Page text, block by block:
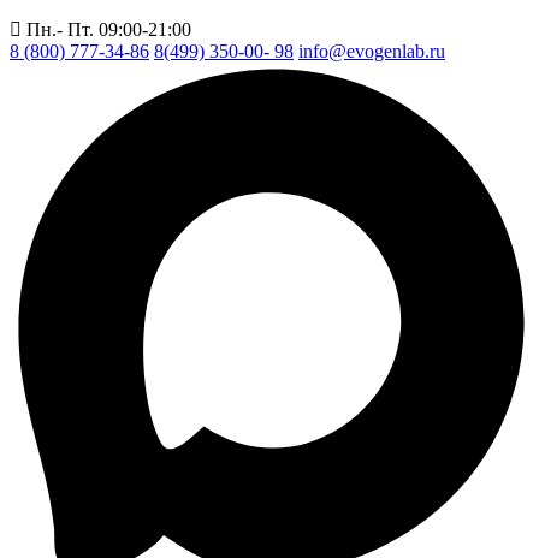
Пн.- Пт. 09:00-21:00
8 (800) 777-34-86 8(499) 350-00- 98 info@evogenlab.ru